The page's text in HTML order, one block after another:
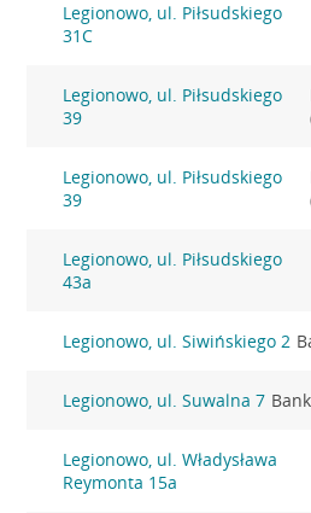
Legionowo, ul. Piłsudskiego
31C
Legionowo, ul. Piłsudskiego
39
Legionowo, ul. Piłsudskiego
39
Legionowo, ul. Piłsudskiego
43a
Legionowo, ul. Siwińskiego 2
Legionowo, ul. Suwalna 7
Legionowo, ul. Władysława
Reymonta 15a